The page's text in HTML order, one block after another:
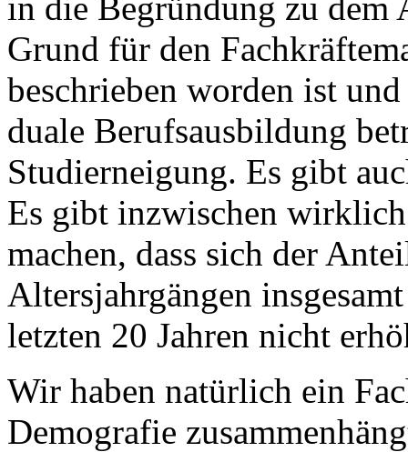
Grund für den
beschrieben worden ist
duale Berufsausbildung
Studierneigung. Es gibt
Es gibt inzwischen
machen, dass sich der
Altersjahrgängen
letzten 20 Jahren nicht
Wir haben natürlich ein
Demografie